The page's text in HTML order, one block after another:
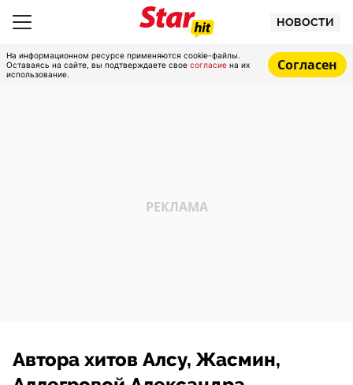
НОВОСТИ
На информационном ресурсе применяются cookie-файлы.
Оставаясь на сайте, вы подтверждаете свое согласие на их
использование.
Согласен
Автора хитов Алсу, Жасмин,